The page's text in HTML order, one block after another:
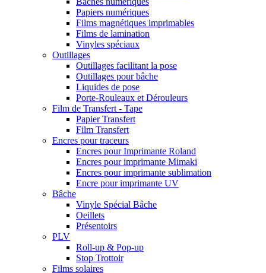
Papiers numériques
Films magnétiques imprimables
Films de lamination
Vinyles spéciaux
Outillages
Outillages facilitant la pose
Outillages pour bâche
Liquides de pose
Porte-Rouleaux et Dérouleurs
Film de Transfert - Tape
Papier Transfert
Film Transfert
Encres pour traceurs
Encres pour Imprimante Roland
Encres pour imprimante Mimaki
Encres pour imprimante sublimation
Encre pour imprimante UV
Bâche
Vinyle Spécial Bâche
Oeillets
Présentoirs
PLV
Roll-up & Pop-up
Stop Trottoir
Films solaires